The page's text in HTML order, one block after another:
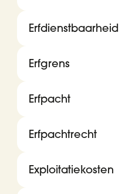
Erfdienstbaarheid
Erfgrens
Erfpacht
Erfpachtrecht
Exploitatiekosten